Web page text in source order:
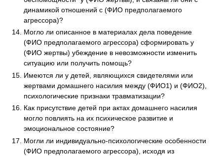
динамикой отношений с (ФИО предполагаемого
агрессора)?
Могло ли описанное в материалах дела поведение
(ФИО предполагаемого агрессора) сформировать у
(ФИО жертвы) убеждение в невозможности изменить
ситуацию или получить помощь?
Имеются ли у детей, являющихся свидетелями или
жертвами домашнего насилия между (ФИО1) и (ФИО2),
психологические признаки травматизации?
Как присутствие детей при актах домашнего насилия
могло повлиять на их психическое развитие и
эмоциональное состояние?
Могли ли индивидуально-психологические особенности
(ФИО предполагаемого агрессора), исходя из